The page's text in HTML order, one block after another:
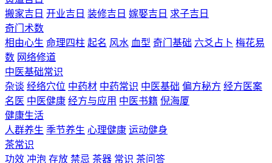
搬家吉日 开业吉日 装修吉日 嫁娶吉日 求子吉日
奇门术数
相由心生 命理四柱 起名 风水 血型 奇门基础 六爻占卜 梅花易
数 网络修道
中医基础常识
杂谈 经络穴位 中药材 中药常识 中医基础 偏方秘方 经方医案
名医 中医健康 经方与应用 中医书籍 倪海厦
健康生活
人群养生 季节养生 心理健康 运动健身
茶常识
功效 冲泡 存放 禁忌 茶器 常识 茶问答